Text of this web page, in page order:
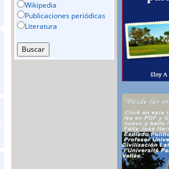
Wikipedia
Publicaciones periódicas
Literatura